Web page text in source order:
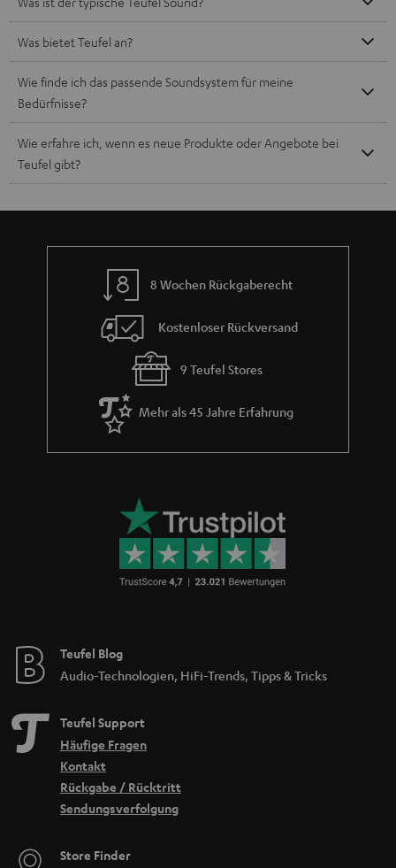
Was bietet Teufel an?
Wie finde ich das passende Soundsystem für meine
Bedürfnisse?
Wie erfahre ich, wenn es neue Produkte oder Angebote bei
Teufel gibt?
8 Wochen Rückgaberecht
Kostenloser Rückversand
9 Teufel Stores
Mehr als 45 Jahre Erfahrung
Teufel Blog
Audio-Technologien, HiFi-Trends, Tipps & Tricks
Teufel Support
Häufige Fragen
Kontakt
Rückgabe / Rücktritt
Sendungsverfolgung
Store Finder